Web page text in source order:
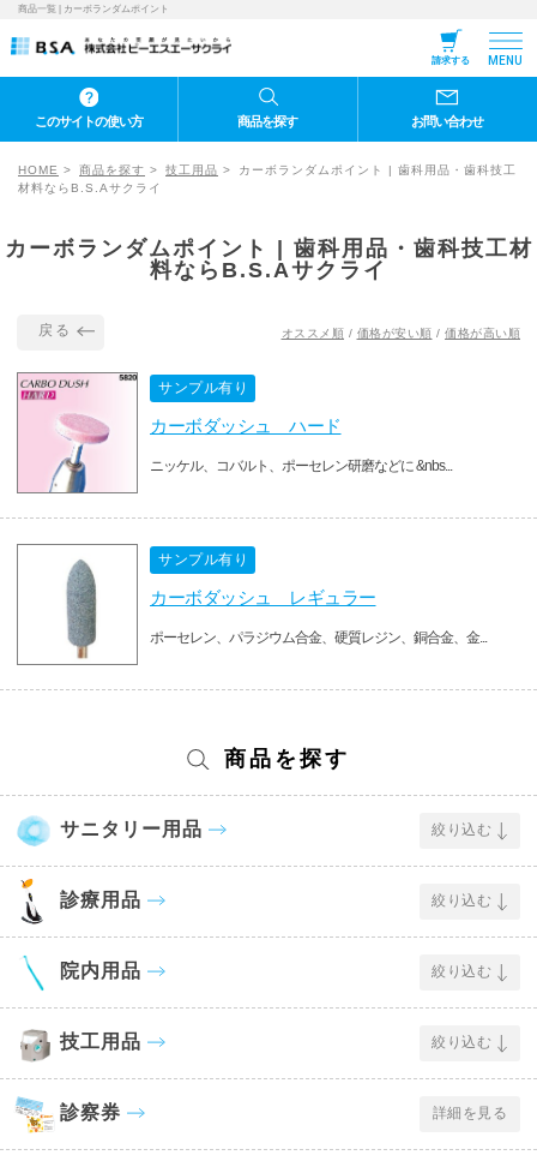
商品一覧 | カーボランダムポイント
請求する MENU
このサイトの使い方 商品を探す お問い合わせ
HOME 商品を探す 技工用品
カーボランダムポイント | 歯科用品・歯科技工
材料ならB.S.Aサクライ
カーボランダムポイント | 歯科用品・歯科技工材
料ならB.S.Aサクライ
戻る オススメ順 / 価格が安い順 / 価格が高い順
サンプル有り
カーボダッシュ ハード
ニッケル、コバルト、ポーセレン研磨などに &nbs...
サンプル有り
カーボダッシュ レギュラー
ポーセレン、パラジウム合金、硬質レジン、銅合金、金...
商品を探す
サニタリー用品 絞り込む
診療用品 絞り込む
院内用品 絞り込む
技工用品 絞り込む
診察券 詳細を見る